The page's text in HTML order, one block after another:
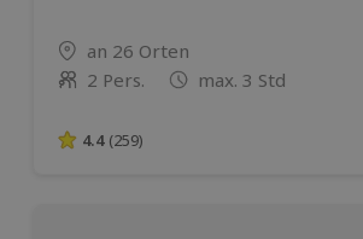
Standort
an 26 Orten
Anzahl der Teilnehmer
2 Pers. max. 3 Std
4.4 von 5 Sternen basierend auf
4.4 (259)